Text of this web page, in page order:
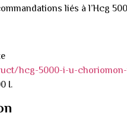
liés à l’Hcg
hcg-5000-i-u-
I.